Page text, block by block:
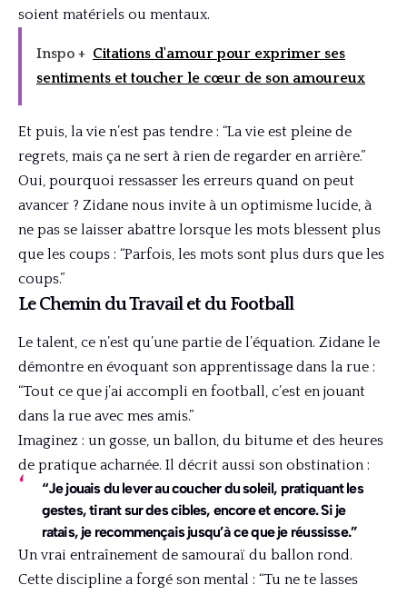
soient matériels ou mentaux.
Inspo + Citations d'amour pour exprimer ses
sentiments et toucher le cœur de son amoureux
Et puis, la vie n’est pas tendre : “La vie est pleine de
regrets, mais ça ne sert à rien de regarder en arrière.”
Oui, pourquoi ressasser les erreurs quand on peut
avancer ? Zidane nous invite à un optimisme lucide, à
ne pas se laisser abattre lorsque les mots blessent plus
que les coups : “Parfois, les mots sont plus durs que les
coups.”
Le Chemin du Travail et du Football
Le talent, ce n’est qu’une partie de l’équation. Zidane le
démontre en évoquant son apprentissage dans la rue :
“Tout ce que j’ai accompli en football, c’est en jouant
dans la rue avec mes amis.”
Imaginez : un gosse, un ballon, du bitume et des heures
de pratique acharnée. Il décrit aussi son obstination :
“Je jouais du lever au coucher du soleil, pratiquant les
gestes, tirant sur des cibles, encore et encore. Si je
ratais, je recommençais jusqu’à ce que je réussisse.”
Un vrai entraînement de samouraï du ballon rond.
Cette discipline a forgé son mental : “Tu ne te lasses